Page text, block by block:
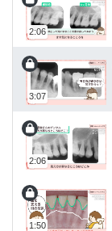
2:06
3:07
2:06
1:50